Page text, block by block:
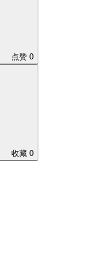
点赞 0
收藏 0